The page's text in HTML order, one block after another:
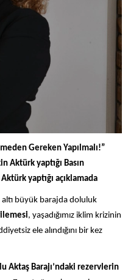
Gereken Yapılmalı!”
Aktürk yaptığı Basın
yaptığı açıklamada
altı büyük barajda doluluk
, yaşadığımız iklim krizinin
ele alındığını bir kez
Aktaş Barajı’ndaki rezervlerin